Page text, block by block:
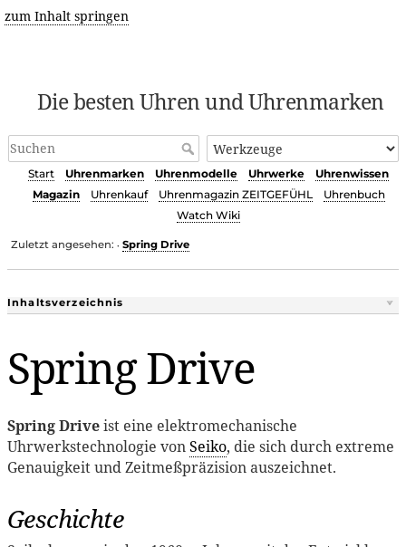
zum Inhalt springen
Die besten Uhren und Uhrenmarken
Start Uhrenmarken Uhrenmodelle Uhrwerke
Uhrenwissen
Magazin
Uhrenkauf Uhrenmagazin ZEITGEFÜHL
Uhrenbuch
Watch Wiki
Zuletzt angesehen: • Spring Drive
Inhaltsverzeichnis
Spring Drive
Spring Driveist eine elektromechanische
Uhrwerkstechnologie vonSeiko, die sich durch extreme
Genauigkeit und Zeitmeßpräzision auszeichnet.
Geschichte